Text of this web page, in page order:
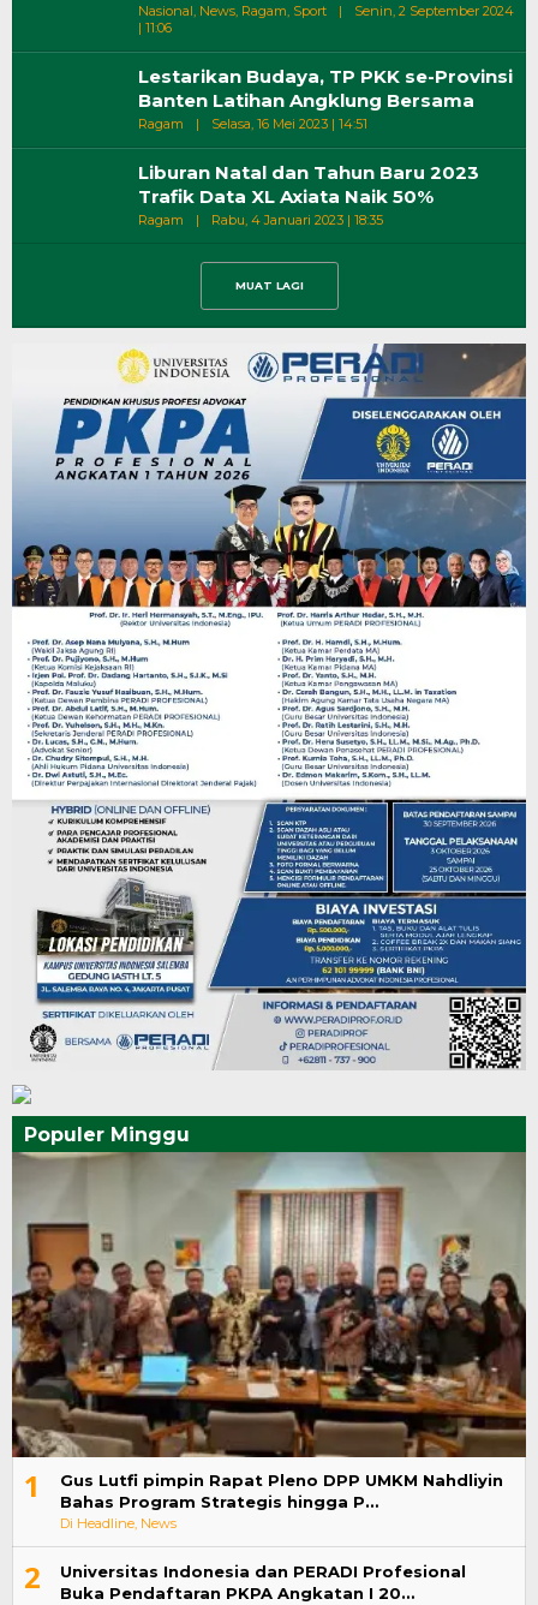
Nasional, News, Ragam, Sport |
Senin, 2 September 2024
| 11:06Oleh
Lestarikan Budaya, TP PKK se-Provinsi
Banten Latihan Angklung Bersama
Ragam | Selasa, 16 Mei 2023 | 14:51
Liburan Natal dan Tahun Baru 2023
Trafik Data XL Axiata Naik 50%
Ragam | Rabu, 4 Januari 2023 | 18:35Oleh
Populer Minggu
1
Gus Lutfi pimpin Rapat Pleno DPP UMKM Nahdliyin
Bahas Program Strategis hingga P…
Di Headline, News
2
Universitas Indonesia dan PERADI Profesional
Buka Pendaftaran PKPA Angkatan I 20…